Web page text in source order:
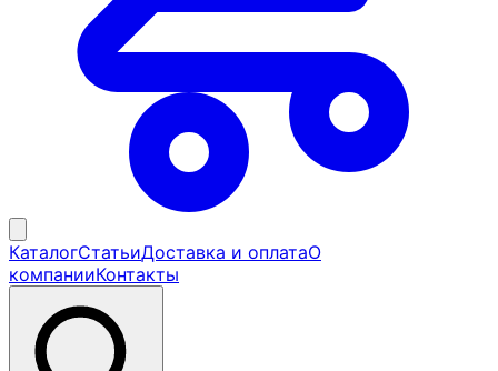
КаталогСтатьиДоставка и оплатаО
компанииКонтакты